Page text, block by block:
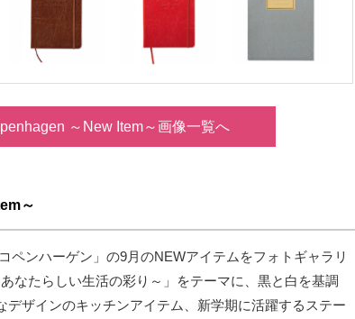
～New Item～画像一覧へ
～
ペンハーゲン」の9月のNEWアイテムをフォトギャラリ
なたらしい生活の彩り～」をテーマに、黒と白を基調
デザインのキッチンアイテム、新学期に活躍するステー